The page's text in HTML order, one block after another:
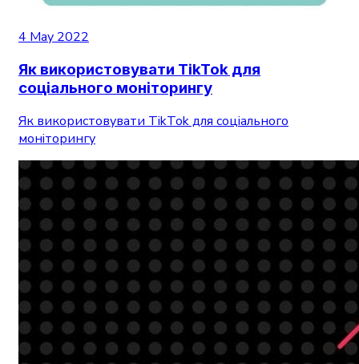
4 May 2022
Як використовувати TikTok для
соціального моніторингу
Як використовувати TikTok для соціального
моніторингу